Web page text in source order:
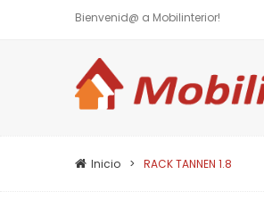
Bienvenid@ a Mobilinterior!
Inicio RACK TANNEN 1.8